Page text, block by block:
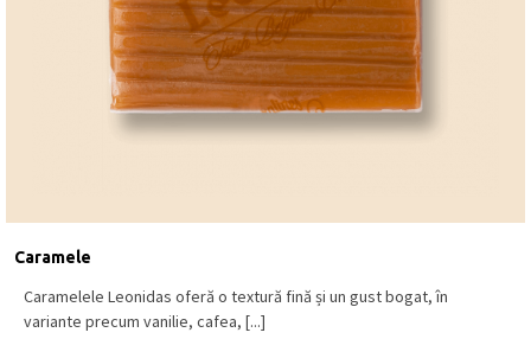
Caramele
Caramelele Leonidas oferă o textură fină și un gust bogat, în
variante precum vanilie, cafea, [...]